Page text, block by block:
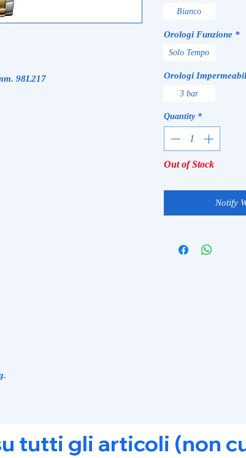
98L217
Bianco
Orologi Funzione *
Solo Tempo
Orologi
3 bar
Quantity *
Out of Stock
Notify
tutti gli articoli (non